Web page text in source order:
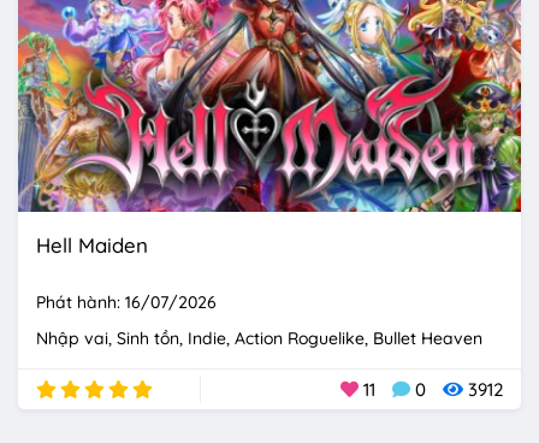
Hell Maiden
Phát hành: 16/07/2026
Nhập vai Sinh tồn Indie Action Roguelike Bullet Heaven
11 0 3912